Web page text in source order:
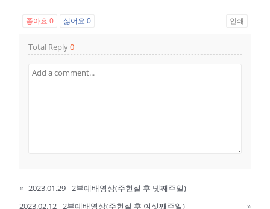
좋아요0 싫어요0 인쇄
Total Reply0
« 2023.01.29 - 2부예배영상(주현절 후 넷째주일)
2023.02.12 - 2부예배영상(주현절 후 여섯째주일)
»